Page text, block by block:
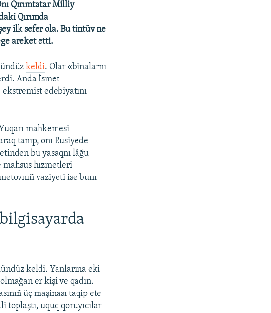
Qırımtatar Milliy
Qırımda
ilk sefer ola. Bu tintüv ne
areket etti.
keldi. Olar «binalarnı
Anda İsmet
edebiyatını
mahkemesi
tanıp, onı Rusiyede
bu yasaqnı lâğu
hızmetleri
vaziyeti ise bunı
keldi. Yanlarına eki
er kişi ve qadın.
üç maşinası taqip ete
toplaştı, uquq qoruyıcılar